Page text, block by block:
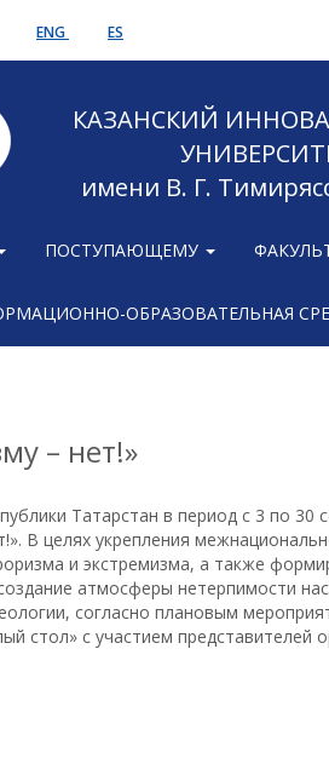
ENG ES
КАЗАНСКИЙ
имени В. Г.
ПОСТУПАЮЩЕМУ
ОБРАЗОВАТЕЛЬНАЯ
– нет!»
Татарстан в период с 3 по 30
В целях укрепления
и экстремизма, а также
атмосферы нетерпимости
согласно плановым
стол» с участием представителей